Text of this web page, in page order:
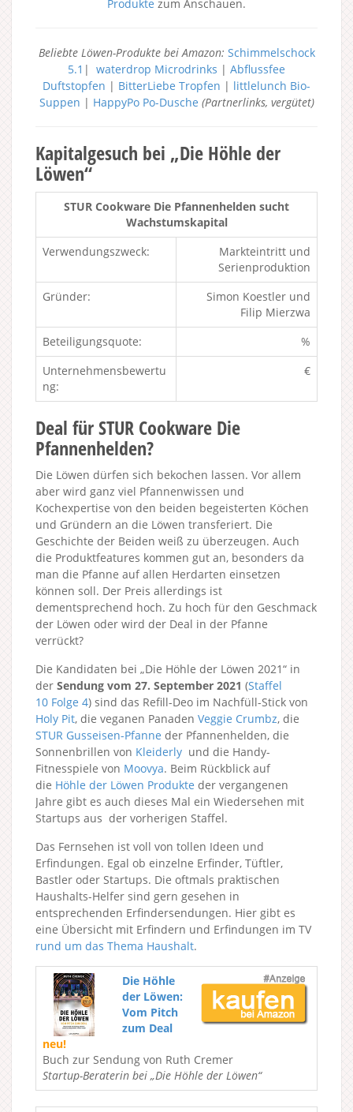
Produkte zum Anschauen.
Beliebte Löwen-Produkte bei Amazon: Schimmelschock
5.1 | waterdrop Microdrinks | Abflussfee
Duftstopfen | BitterLiebe Tropfen | littlelunch Bio-
Suppen | HappyPo Po-Dusche (Partnerlinks, vergütet)
Kapitalgesuch bei „Die Höhle der
Löwen“
STUR Cookware Die Pfannenhelden sucht
Wachstumskapital
Verwendungszweck:
Markteintritt und
Serienproduktion
Gründer:
Simon Koestler und
Filip Mierzwa
Beteiligungsquote:
%
Unternehmensbewertu
ng:
€
Deal für STUR Cookware Die
Pfannenhelden?
Die Löwen dürfen sich bekochen lassen. Vor allem
aber wird ganz viel Pfannenwissen und
Kochexpertise von den beiden begeisterten Köchen
und Gründern an die Löwen transferiert. Die
Geschichte der Beiden weiß zu überzeugen. Auch
die Produktfeatures kommen gut an, besonders da
man die Pfanne auf allen Herdarten einsetzen
können soll. Der Preis allerdings ist
dementsprechend hoch. Zu hoch für den Geschmack
der Löwen oder wird der Deal in der Pfanne
verrückt?
Die Kandidaten bei „Die Höhle der Löwen 2021“ in
der Sendung vom 27. September 2021 (Staffel
10 Folge 4) sind das Refill-Deo im Nachfüll-Stick von
Holy Pit, die veganen Panaden Veggie Crumbz, die
STUR Gusseisen-Pfanne der Pfannenhelden, die
Sonnenbrillen von Kleiderly und die Handy-
Fitnesspiele von Moovya. Beim Rückblick auf
die Höhle der Löwen Produkte der vergangenen
Jahre gibt es auch dieses Mal ein Wiedersehen mit
Startups aus der vorherigen Staffel.
Das Fernsehen ist voll von tollen Ideen und
Erfindungen. Egal ob einzelne Erfinder, Tüftler,
Bastler oder Startups. Die oftmals praktischen
Haushalts-Helfer sind gern gesehen in
entsprechenden Erfindersendungen. Hier gibt es
eine Übersicht mit Erfindern und Erfindungen im TV
rund um das Thema Haushalt.
Die Höhle
der Löwen:
Vom Pitch
zum Deal
neu!
Buch zur Sendung von Ruth Cremer
Startup-Beraterin bei „Die Höhle der Löwen“